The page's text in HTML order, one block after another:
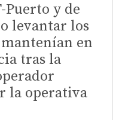
Puerto y de
levantar los
en
tras la
la operativa